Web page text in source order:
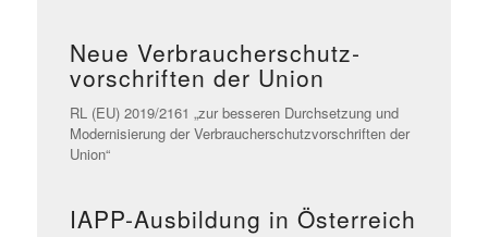
Neue Verbraucherschutz­
vorschriften der Union
RL (EU) 2019/2161 „zur besseren Durchsetzung und
Modernisierung der Verbraucherschutzvorschriften der
Union“
IAPP-Ausbildung in Österreich